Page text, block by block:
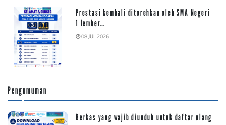
Prestasi kembali ditorehkan oleh SMA Negeri
1 Jember…
08 JUL 2026
Pengumuman
Berkas yang wajib diunduh untuk daftar ulang